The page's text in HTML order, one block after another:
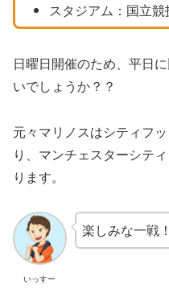
スタジアム：国立競
日曜日開催のため、平日
いでしょうか？？
元々マリノスはシティフ
り、マンチェスターシテ
ります。
いっすー
楽しみな一戦！